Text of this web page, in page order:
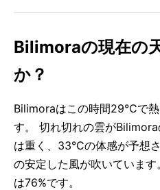
Bilimoraの現在の
か？
Bilimoraはこの時間29°Cで
す。 切れ切れの雲が
は重く、33°Cの体感が予想
の安定した風が吹いていま
は76%です。